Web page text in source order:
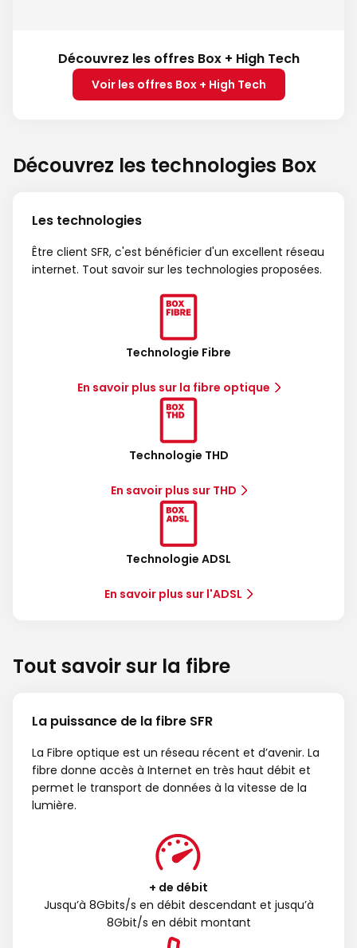
Découvrez les offres Box + High Tech
Voir les offres Box + High Tech
Découvrez les technologies Box
Les technologies
Être client SFR, c'est bénéficier d'un excellent réseau
internet. Tout savoir sur les technologies proposées.
Technologie Fibre
En savoir plus sur la fibre optique
Technologie THD
En savoir plus sur THD
Technologie ADSL
En savoir plus sur l'ADSL
Tout savoir sur la fibre
La puissance de la fibre SFR
La Fibre optique est un réseau récent et d’avenir. La
fibre donne accès à Internet en très haut débit et
permet le transport de données à la vitesse de la
lumière.
+ de débit
Jusqu’à 8Gbits/s en débit descendant et jusqu’à
8Gbit/s en débit montant